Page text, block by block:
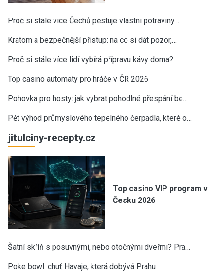
Proč si stále více Čechů pěstuje vlastní potraviny…
Kratom a bezpečnější přístup: na co si dát pozor,…
Proč si stále více lidí vybírá přípravu kávy doma?
Top casino automaty pro hráče v ČR 2026
Pohovka pro hosty: jak vybrat pohodlné přespání be…
Pět výhod průmyslového tepelného čerpadla, které o…
jitulciny-recepty.cz
Top casino VIP program v
Česku 2026
Šatní skříň s posuvnými, nebo otočnými dveřmi? Pra…
Poke bowl: chuť Havaje, která dobývá Prahu